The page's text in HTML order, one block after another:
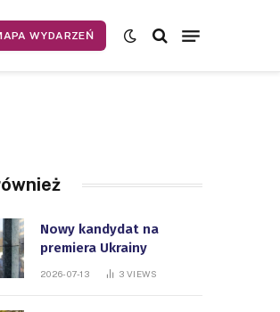
WYDARZEŃ
Nowy kandydat na
premiera Ukrainy
2026-07-13 3 VIEWS